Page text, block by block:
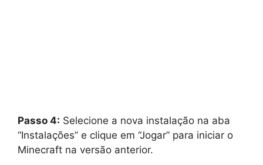
Passo 4: Selecione a nova instalação na aba
“Instalações” e clique em “Jogar” para iniciar o
Minecraft na versão anterior.